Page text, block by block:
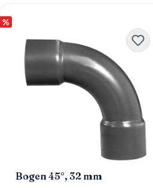
%
Bogen 45°, 32 mm